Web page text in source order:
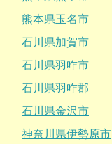
熊本県玉名市
石川県加賀市
石川県羽咋市
石川県羽咋郡
石川県金沢市
神奈川県伊勢原市